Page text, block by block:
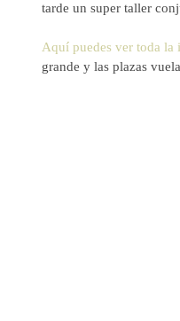
tarde un super taller
Aquí puedes ver toda la
grande y las plazas